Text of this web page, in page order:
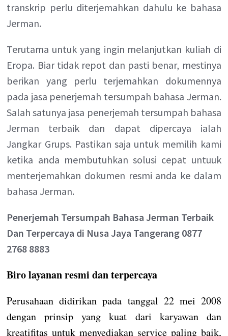
transkrip perlu diterjemahkan dahulu ke bahasa
Jerman.
Terutama untuk yang ingin melanjutkan kuliah di
Eropa. Biar tidak repot dan pasti benar, mestinya
berikan yang perlu terjemahkan dokumennya
pada jasa penerjemah tersumpah bahasa Jerman.
Salah satunya jasa penerjemah tersumpah bahasa
Jerman terbaik dan dapat dipercaya ialah
Jangkar Grups. Pastikan saja untuk memilih kami
ketika anda membutuhkan solusi cepat untuuk
menterjemahkan dokumen resmi anda ke dalam
bahasa Jerman.
Penerjemah Tersumpah Bahasa Jerman Terbaik
Dan Terpercaya di Nusa Jaya Tangerang 0877
2768 8883
Biro layanan resmi dan terpercaya
Perusahaan didirikan pada tanggal 22 mei 2008
dengan prinsip yang kuat dari karyawan dan
kreatifitas untuk menyediakan service paling baik,